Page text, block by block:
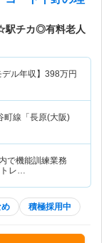
駅チカ◎有料老人
デル年収】 398万円
町線「長原(大阪)
で機能訓練業務
トレ…
積極採用中